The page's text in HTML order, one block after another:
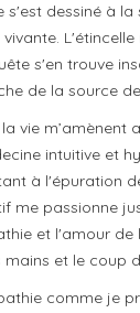
s'est dessiné à
s'en trouve
de la source
vie m’amènent
intuitive et
à l'épuration
me passionne
et l'amour
et le coup
comme je